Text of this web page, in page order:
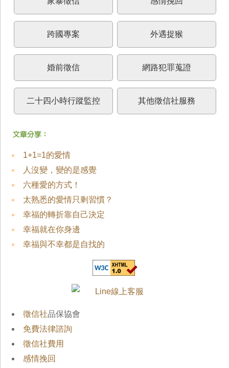
跨國專案 外遇捉猴
婚前徵信 網路犯罪蒐證
二十四小時行蹤監控 其他徵信社服務
1+1=1的愛情
人沒變，變的是感覺
六種愛的方式！
太熟悉的愛情只剩習慣？
幸福的轉折靠自己決定
幸福就在你身邊
幸福與不幸都是自找的
徵信社品保協會
免費法律諮詢
徵信社費用
感情挽回